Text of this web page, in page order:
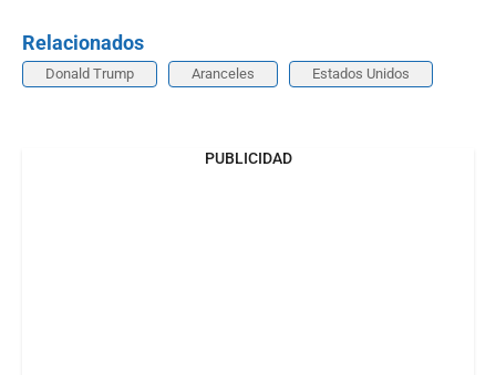
Relacionados
Donald Trump Aranceles Estados Unidos
PUBLICIDAD